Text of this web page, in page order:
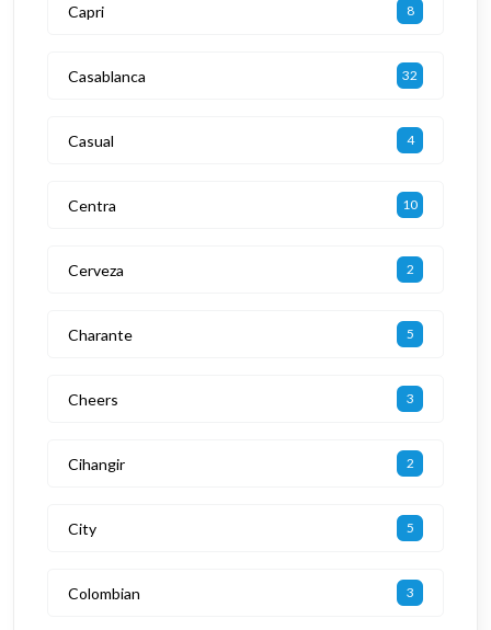
Capri 8
Casablanca 32
Casual 4
Centra 10
Cerveza 2
Charante 5
Cheers 3
Cihangir 2
City 5
Colombian 3